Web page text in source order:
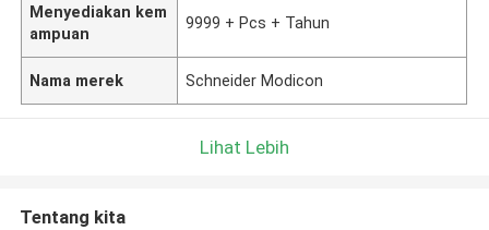
Menyediakan kem
ampuan
9999 + Pcs + Tahun
Nama merek Schneider Modicon
Lihat Lebih
Tentang kita